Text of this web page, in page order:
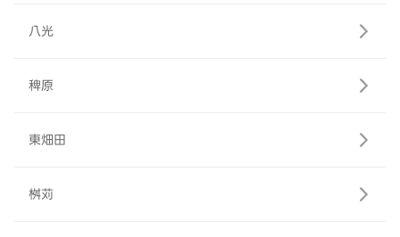
八光
稗原
東畑田
桝苅